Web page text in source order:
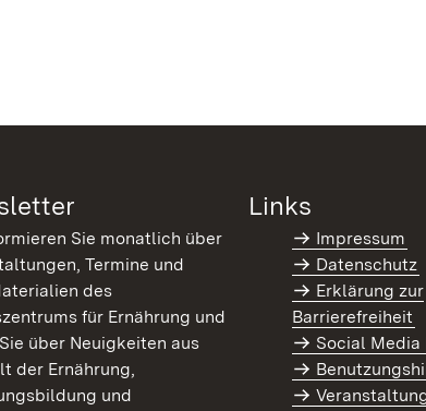
Sie monatlich über
Termine und
des
für Ernährung und
über Neuigkeiten aus
der Ernährung,
und
Links
Impressum
Datenschutz
Erklärung zur
Barrierefreiheit
Social